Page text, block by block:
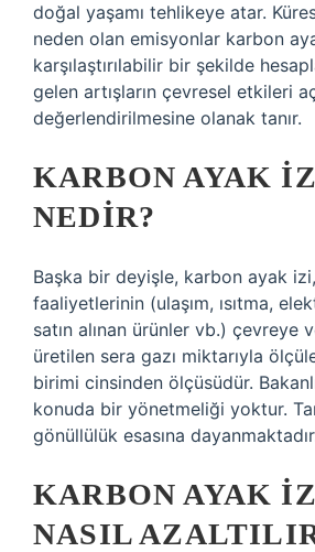
doğal yaşamı tehlikeye atar.
neden olan emisyonlar karbon
karşılaştırılabilir bir şekilde
gelen artışların çevresel etkileri
değerlendirilmesine olanak tanır.
KARBON AYAK
NEDIR?
Başka bir deyişle, karbon ayak
faaliyetlerinin (ulaşım, ısıtma,
satın alınan ürünler vb.) çevreye
üretilen sera gazı miktarıyla
birimi cinsinden ölçüsüdür.
konuda bir yönetmeliği yoktur.
gönüllülük esasına
KARBON AYAK
NASIL